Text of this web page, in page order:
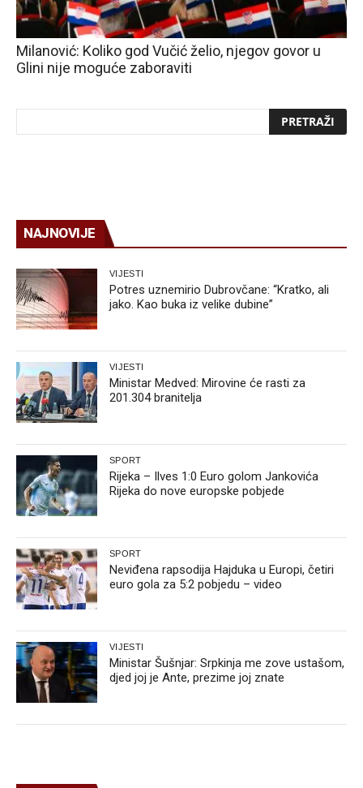
Milanović: Koliko god Vučić želio, njegov govor u
Glini nije moguće zaboraviti
NAJNOVIJE
VIJESTI
Potres uznemirio Dubrovčane: “Kratko, ali
jako. Kao buka iz velike dubine”
VIJESTI
Ministar Medved: Mirovine će rasti za
201.304 branitelja
SPORT
Rijeka – Ilves 1:0 Euro golom Jankovića
Rijeka do nove europske pobjede
SPORT
Neviđena rapsodija Hajduka u Europi, četiri
euro gola za 5:2 pobjedu – video
VIJESTI
Ministar Šušnjar: Srpkinja me zove ustašom,
djed joj je Ante, prezime joj znate